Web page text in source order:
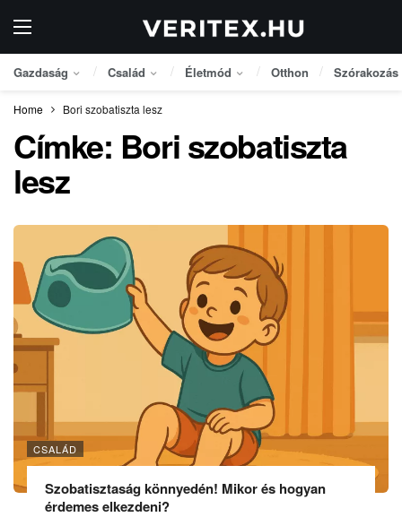
Gazdaság Család Életmód Otthon Szórakozás
Home Bori szobatiszta lesz
Címke: Bori szobatiszta
lesz
CSALÁD
Szobatisztaság könnyedén! Mikor és hogyan
érdemes elkezdeni?